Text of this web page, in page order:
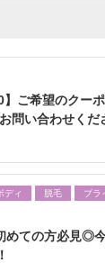
】ご希望のクー
問い合わせくだ
ディ 脱毛
ブラ
めての方必見◎